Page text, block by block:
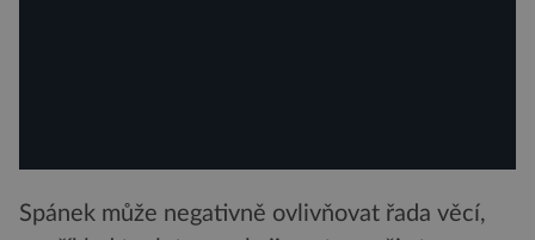
Spánek může negativně ovlivňovat řada věcí,